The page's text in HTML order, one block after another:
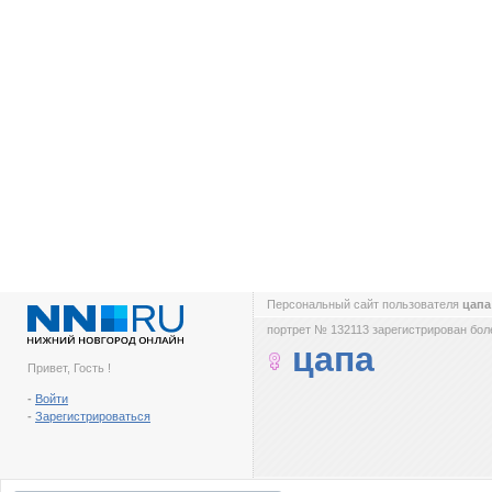
Привет, Гость !
- Войти
- Зарегистрироваться
Персональный сайт пользователя
портрет № 132113 зарегистрирован
цапа